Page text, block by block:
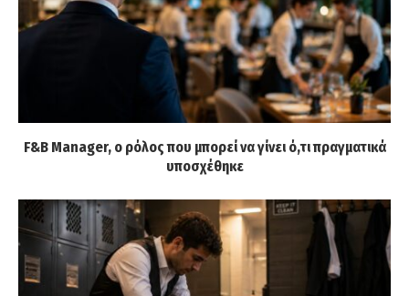
F&B Manager, ο ρόλος που μπορεί να γίνει ό,τι πραγματικά
υποσχέθηκε